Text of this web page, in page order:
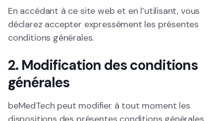
En accédant à ce site web et en l’utilisant, vous
déclarez accepter expressément les présentes
conditions générales.
2. Modification des conditions
générales
beMedTech peut modifier à tout moment les